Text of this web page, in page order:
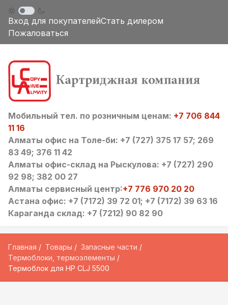
Вход для покупателейСтать дилером
Пожаловаться
Мобильный тел. по розничным ценам: +7 706 844
11 16
Алматы офис на Толе-би: +7 (727) 375 17 57; 269
83 49; 376 11 42
Алматы офис-склад на Рыскулова: +7 (727) 290
92 98; 382 00 27
Алматы сервисный центр:+7 776 970 20 20
Астана офис: +7 (7172) 39 72 01; +7 (7172) 39 63 16
Караганда склад: +7 (7212) 90 82 90
Главная Товары
Запасные части
Термоблоки, термоэлементы
Термоблок для HP CLJ 5500